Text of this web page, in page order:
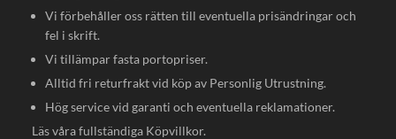
Vi förbehåller oss rätten till eventuella prisändringar och
fel i skrift.
Vi tillämpar fasta portopriser.
Alltid fri returfrakt vid köp av Personlig Utrustning.
Hög service vid garanti och eventuella reklamationer.
Läs våra fullständiga Köpvillkor.